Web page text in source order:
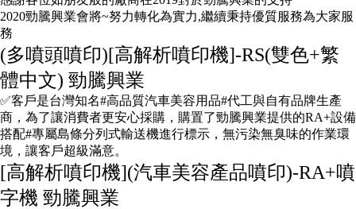
2020勁騰興業會將~努力轉化為實力,繼續秉持優質服務為大家服
務
(多噴頭噴印)[高解析噴印機]-RS(雙色+繁
體中文) 勁騰興業
✅客戶是台灣知名#高品質汽車美容用品#代工與自有品牌生產
商，為了讓消費者更安心採購，購置了勁騰興業提供的RA+設備
搭配#專屬島條分列式輸送機進行標示，無污染無臭味的作業環
境，讓客戶超級滿意。
[高解析噴印機](汽車美容產品噴印)-RA+噴
字機 勁騰興業